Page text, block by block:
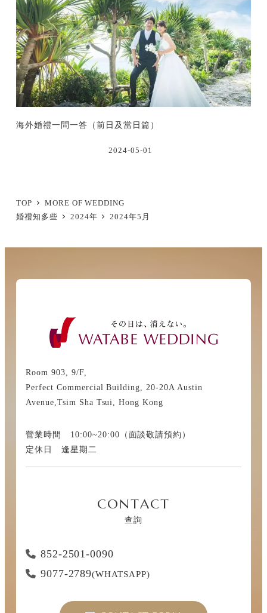
海外婚禮一問一答（前日及當日篇）
2024-05-01
TOP
MORE OF WEDDING
婚禮知多些
2024年 2024年5月
Room 903, 9/F,
Perfect Commercial Building, 20-20A Austin
Avenue,Tsim Sha Tsui, Hong Kong
營業時間 10:00~20:00（面談敬請預約）
定休日 逢星期二
CONTACT
查詢
852-2501-0090
9077-2789(WHATSAPP)